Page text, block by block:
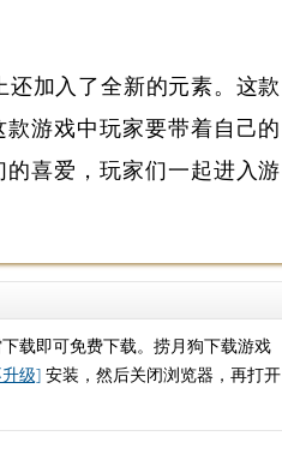
加入了全新的元素。这款
游戏中玩家要带着自己的
喜爱，玩家们一起进入游
载即可免费下载。捞月狗下载游戏
级] 安装，然后关闭浏览器，再打开